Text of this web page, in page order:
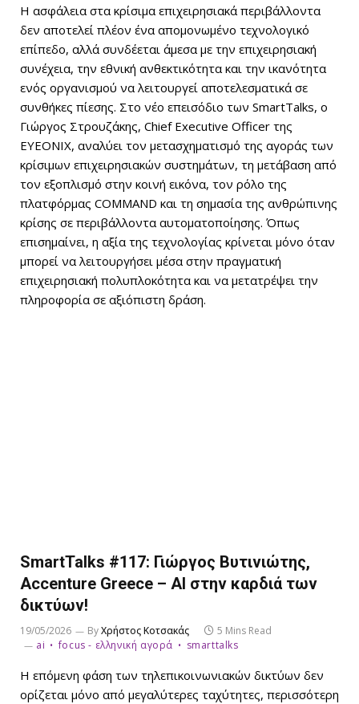
Η ασφάλεια στα κρίσιμα επιχειρησιακά περιβάλλοντα
δεν αποτελεί πλέον ένα απομονωμένο τεχνολογικό
επίπεδο, αλλά συνδέεται άμεσα με την επιχειρησιακή
συνέχεια, την εθνική ανθεκτικότητα και την ικανότητα
ενός οργανισμού να λειτουργεί αποτελεσματικά σε
συνθήκες πίεσης. Στο νέο επεισόδιο των SmartTalks, ο
Γιώργος Στρουζάκης, Chief Executive Officer της
EYEONIX, αναλύει τον μετασχηματισμό της αγοράς των
κρίσιμων επιχειρησιακών συστημάτων, τη μετάβαση από
τον εξοπλισμό στην κοινή εικόνα, τον ρόλο της
πλατφόρμας COMMAND και τη σημασία της ανθρώπινης
κρίσης σε περιβάλλοντα αυτοματοποίησης. Όπως
επισημαίνει, η αξία της τεχνολογίας κρίνεται μόνο όταν
μπορεί να λειτουργήσει μέσα στην πραγματική
επιχειρησιακή πολυπλοκότητα και να μετατρέψει την
πληροφορία σε αξιόπιστη δράση.
SmartTalks #117: Γιώργος Βυτινιώτης,
Accenture Greece – AI στην καρδιά των
δικτύων!
19/05/2026 ByΧρήστος Κοτσακάς
5 Mins Read
ai
focus - ελληνική αγορά smarttalks
Η επόμενη φάση των τηλεπικοινωνιακών δικτύων δεν
ορίζεται μόνο από μεγαλύτερες ταχύτητες, περισσότερη